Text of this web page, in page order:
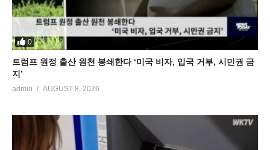
0
트럼프 원정 출산 원천 봉쇄한다 ‘미국 비자, 입국 거부, 시민권 금
지’
admin AUGUST 8, 2026